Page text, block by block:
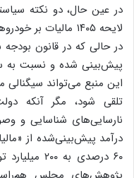
در عین حال، دو نکته
لایحه ۱۴۰۵ مالیات
این منبع می‌تواند
تلقی شود، مگر آنکه
نارسایی‌های شناسایی و
درآمد پیش‌بینی‌شده از
۶۰ درصدی به